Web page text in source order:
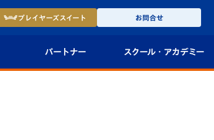
プレイヤーズスイート お問合せ
パートナー スクール・ アカデミー